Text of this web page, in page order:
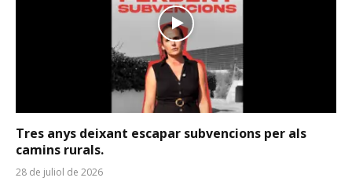
Tres anys deixant escapar subvencions per als
camins rurals.
28 de juliol de 2026